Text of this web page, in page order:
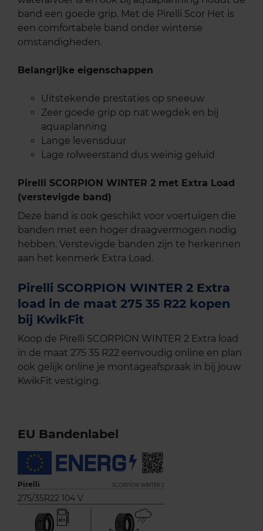
band een goede grip. Met de Pirelli Scor Het is
een comfortabele band onder winterse
omstandigheden.
Belangrijke eigenschappen
Uitstekende prestaties op sneeuw
Zeer goede grip op nat wegdek en bij
aquaplanning
Lange levensduur
Lage rolweerstand dus weinig geluid
Pirelli SCORPION WINTER 2 met Extra Load
(verstevigde band)
Deze band is ook geschikt voor voertuigen die
banden met een hoger draagvermogen nodig
hebben. Verstevigde banden zijn te herkennen
aan het kenmerk Extra Load.
Pirelli SCORPION WINTER 2 Extra
load in de maat 275 35 R22 kopen
bij KwikFit
Koop de Pirelli SCORPION WINTER 2 Extra load
in de maat 275 35 R22 eenvoudig online en plan
ook gelijk online je montageafspraak in bij jouw
KwikFit vestiging.
EU Bandenlabel
Pirelli SCORPION WINTER 2
275/35R22 104 V